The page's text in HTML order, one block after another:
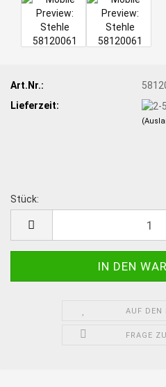
Art.Nr.:
Lieferzeit:
Stück:
AUF DEN
FRAGE